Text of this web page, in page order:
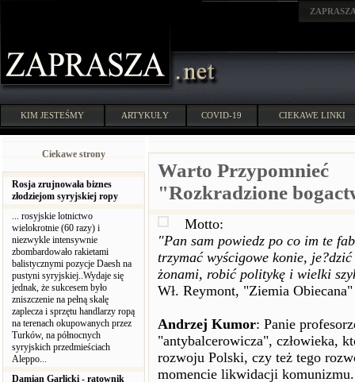
KIM JESTEŚMY ARTYKUŁY COVID-19 CIEKAWE LINKI
Ciekawe strony
Rosja zrujnowała biznes
złodziejom syryjskiej ropy
... rosyjskie lotnictwo
wielokrotnie (60 razy) i
niezwykle intensywnie
zbombardowało rakietami
balistycznymi pozycje Daesh na
pustyni syryjskiej..Wydaje się
jednak, że sukcesem było
zniszczenie na pełną skalę
zaplecza i sprzętu handlarzy ropą
na terenach okupowanych przez
Turków, na północnych
syryjskich przedmieściach
Aleppo...
Damian Garlicki - ratownik
Warto Przypomnieć
"Rozkradzione
Motto:
"Pan sam powiedz po co im te
trzymać wyścigowe konie,
żonami, robić politykę i wielki
Wł. Reymont, "Ziemia
Andrzej Kumor: Panie
"antybalcerowicza", człowieka,
rozwoju Polski, czy też tego
momencie likwidacji